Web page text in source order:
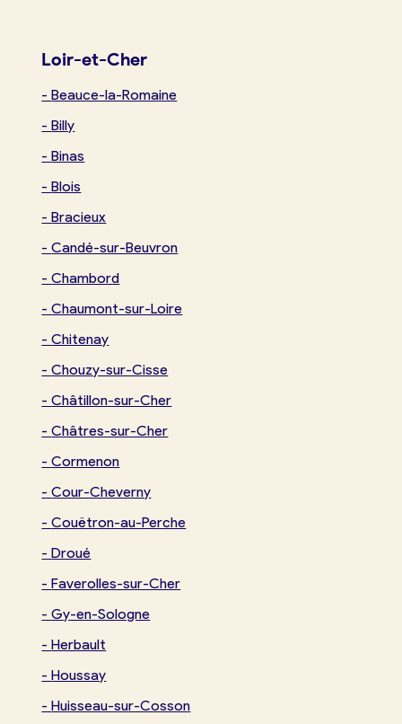
Loir-et-Cher
-Beauce-la-Romaine
-Billy
-Binas
-Blois
-Bracieux
-Candé-sur-Beuvron
-Chambord
-Chaumont-sur-Loire
-Chitenay
-Chouzy-sur-Cisse
-Châtillon-sur-Cher
-Châtres-sur-Cher
-Cormenon
-Cour-Cheverny
-Couëtron-au-Perche
-Droué
-Faverolles-sur-Cher
-Gy-en-Sologne
-Herbault
-Houssay
-Huisseau-sur-Cosson